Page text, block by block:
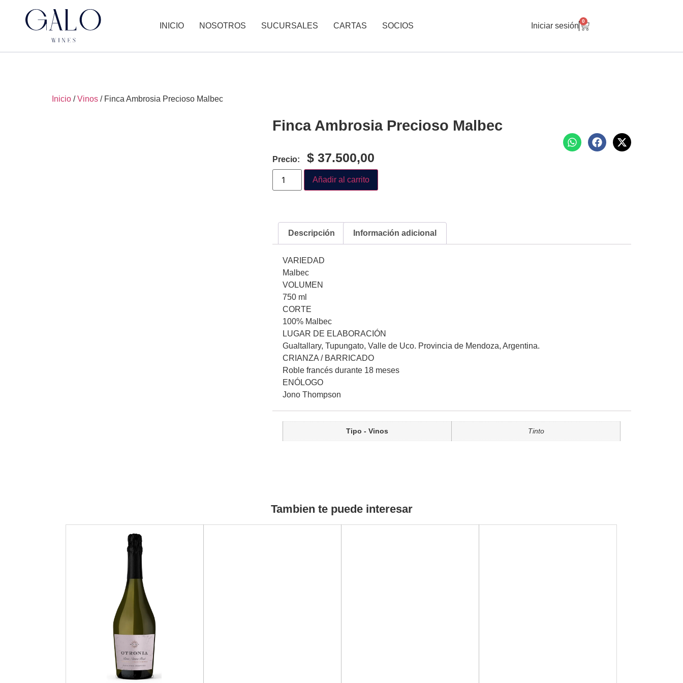
INICIO NOSOTROS SUCURSALES CARTAS SOCIOS Iniciar sesión
0
Inicio / Vinos / Finca Ambrosia Precioso Malbec
Finca Ambrosia Precioso Malbec
Precio: $ 37.500,00
Añadir al carrito
Descripción Información adicional
VARIEDAD
Malbec
VOLUMEN
750 ml
CORTE
100% Malbec
LUGAR DE ELABORACIÓN
Gualtallary, Tupungato, Valle de Uco. Provincia de Mendoza, Argentina.
CRIANZA / BARRICADO
Roble francés durante 18 meses
ENÓLOGO
Jono Thompson
Tipo - Vinos Tinto
Tambien te puede interesar